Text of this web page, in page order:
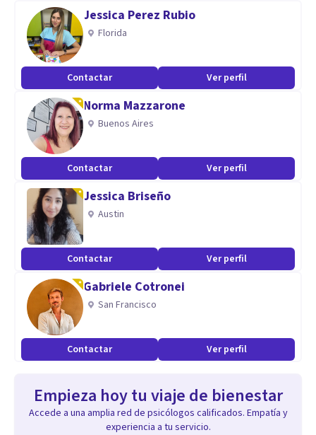
proceso para que te sientas libre en tu espacio.
Jessica Perez Rubio
Florida
Contactar Ver perfil
Norma Mazzarone
Buenos Aires
Contactar Ver perfil
Jessica Briseño
Austin
Contactar Ver perfil
Gabriele Cotronei
San Francisco
Contactar Ver perfil
Empieza hoy tu viaje de bienestar
Accede a una amplia red de psicólogos calificados. Empatía y
experiencia a tu servicio.